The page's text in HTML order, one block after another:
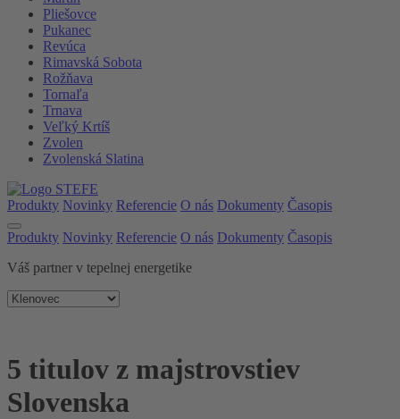
Pliešovce
Pukanec
Revúca
Rimavská Sobota
Rožňava
Tornaľa
Trnava
Veľký Krtíš
Zvolen
Zvolenská Slatina
Produkty Novinky Referencie O nás Dokumenty Časopis
Produkty Novinky Referencie O nás Dokumenty Časopis
Váš partner v tepelnej energetike
5 titulov z majstrovstiev
Slovenska